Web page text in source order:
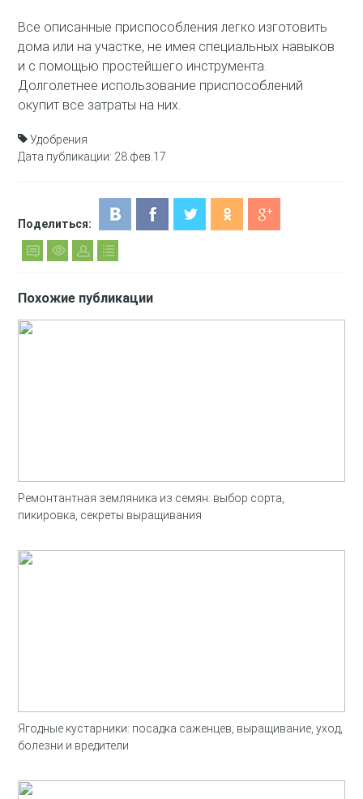
Все описанные приспособления легко изготовить
дома или на участке, не имея специальных навыков
и с помощью простейшего инструмента.
Долголетнее использование приспособлений
окупит все затраты на них.
Удобрения
Дата публикации: 28.фев.17
Поделиться:
Похожие публикации
Ремонтантная земляника из семян: выбор сорта,
пикировка, секреты выращивания
Ягодные кустарники: посадка саженцев, выращивание, уход,
болезни и вредители